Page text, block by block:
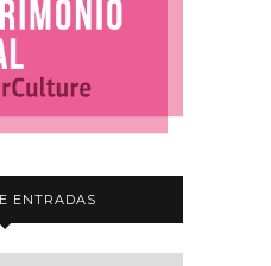
ENTRADAS